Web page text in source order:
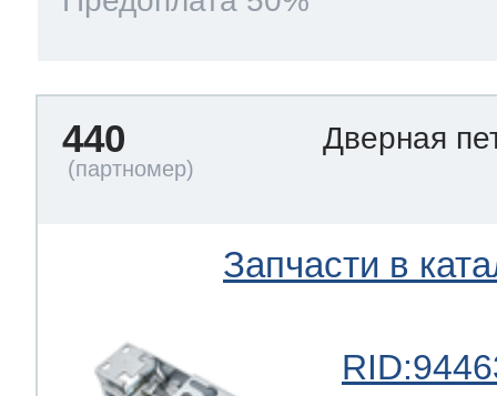
440 Дверная
Запчасти в